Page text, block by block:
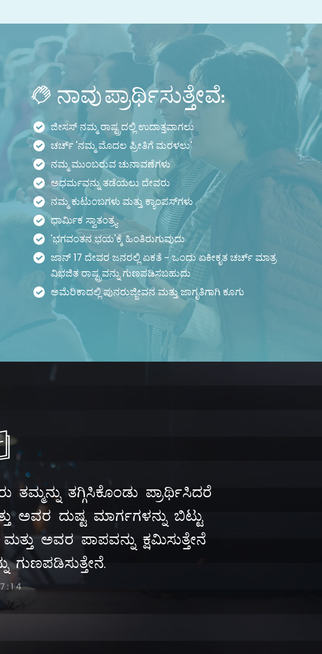
ನಾವು ಪ್ರಾರ್ಥಿಸುತ್ತೇವೆ:
ಜೀಸಸ್ ನಮ್ಮ ರಾಷ್ಟ್ರದಲ್ಲಿ ಉದಾತ್ತವಾಗಲು
ಚರ್ಚ್ 'ನಮ್ಮ ಮೊದಲ ಪ್ರೀತಿಗೆ ಮರಳಲು'
ನಮ್ಮ ಮುಂಬರುವ ಚುನಾವಣೆಗಳು
ಅಧರ್ಮವನ್ನು ತಡೆಯಲು ದೇವರು
ನಮ್ಮ ಕುಟುಂಬಗಳು ಮತ್ತು ಕ್ಯಾಂಪಸ್‌ಗಳು
ಧಾರ್ಮಿಕ ಸ್ವಾತಂತ್ರ್ಯ
'ಭಗವಂತನ ಭಯ'ಕ್ಕೆ ಹಿಂತಿರುಗುವುದು
ಜಾನ್ 17 ದೇವರ ಜನರಲ್ಲಿ ಏಕತೆ - ಒಂದು ಏಕೀಕೃತ ಚರ್ಚ್ ಮಾತ್ರ
ವಿಭಜಿತ ರಾಷ್ಟ್ರವನ್ನು ಗುಣಪಡಿಸಬಹುದು
ಅಮೆರಿಕಾದಲ್ಲಿ ಪುನರುಜ್ಜೀವನ ಮತ್ತು ಜಾಗೃತಿಗಾಗಿ ಕೂಗು
ತಗ್ಗಿಸಿಕೊಂಡು ಪ್ರಾರ್ಥಿಸಿದರೆ
ಅವರ ದುಷ್ಟ ಮಾರ್ಗಗಳನ್ನು ಬಿಟ್ಟು
ಅವರ ಪಾಪವನ್ನು ಕ್ಷಮಿಸುತ್ತೇನೆ
ಗುಣಪಡಿಸುತ್ತೇನೆ.